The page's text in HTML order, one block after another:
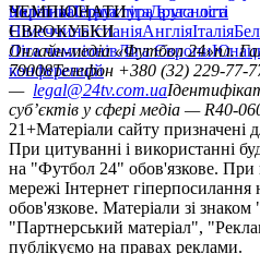
політикаСтруктура власності
УкраїнаПерша лігаДруга ліга
ЧЕМПІОНАТИ
НімеччинаІспаніяАнгліяІталія
ЄВРОКУБКИ
Ліга чемпіонівЛіга Європи
конференцій
Онлайн-медіа «Футбол 24»пл.
79008Телефон +380 (32) 229-77-
— legal@24tv.com.ua
суб’єктів у сфері медіа — R40-
21+Матеріали сайту призначені
При цитуванні і використанні
на "Футбол 24" обов'язкове. При
мережі Інтернет гіперпосилання
обов'язкове. Матеріали зі
"Партнерський матеріал",
публікуємо на правах реклами.